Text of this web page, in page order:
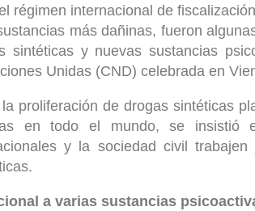
régimen internacional de
más dañinas, fueron
sintéticas y nuevas sustancias
Unidas (CND) celebrada en
proliferación de drogas sintéticas
en todo el mundo, se
y la sociedad civil
a varias sustancias